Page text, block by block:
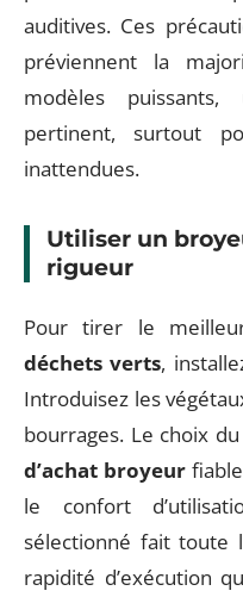
auditives. Ces
préviennent la
modèles puissants,
pertinent, surtout
inattendues.
Utiliser un
rigueur
Pour tirer le
déchets verts,
Introduisez les
bourrages. Le choix
d’achat broyeur
le confort
sélectionné fait toute
rapidité d’exécution